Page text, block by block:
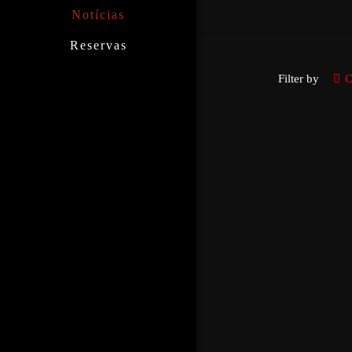
Notícias
Reservas
Filter by